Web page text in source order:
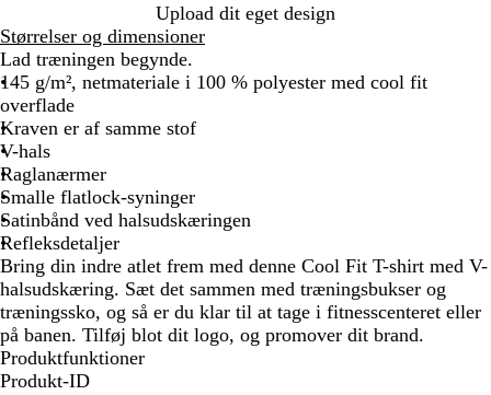
Upload dit eget design
Størrelser og dimensioner
Lad træningen begynde.
145 g/m², netmateriale i 100 % polyester med cool fit
overflade
Kraven er af samme stof
V-hals
Raglanærmer
Smalle flatlock-syninger
Satinbånd ved halsudskæringen
Refleksdetaljer
Bring din indre atlet frem med denne Cool Fit T-shirt med V-
halsudskæring. Sæt det sammen med træningsbukser og
træningssko, og så er du klar til at tage i fitnesscenteret eller
på banen. Tilføj blot dit logo, og promover dit brand.
Produktfunktioner
Produkt-ID